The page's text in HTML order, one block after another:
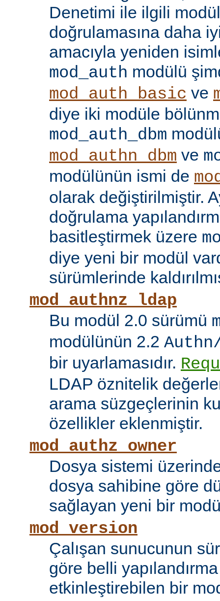
Denetimi ile ilgili
doğrulamasına daha
amacıyla yeniden
mod_auth modülü
mod_auth_basic ve
diye iki modüle
mod_auth_dbm
mod_authn_dbm ve
modülünün ismi de
olarak değiştirilmiştir.
doğrulama
basitleştirmek üzere
diye yeni bir modül
sürümlerinde
mod_authnz_ldap
Bu modül 2.0 sürümü
modülünün 2.2
bir uyarlamasıdır.
LDAP öznitelik
arama süzgeçlerinin
özellikler eklenmiştir.
mod_authz_owner
Dosya sistemi
dosya sahibine göre
sağlayan yeni bir
mod_version
Çalışan sunucunun
göre belli yapılandırma
etkinleştirebilen bir